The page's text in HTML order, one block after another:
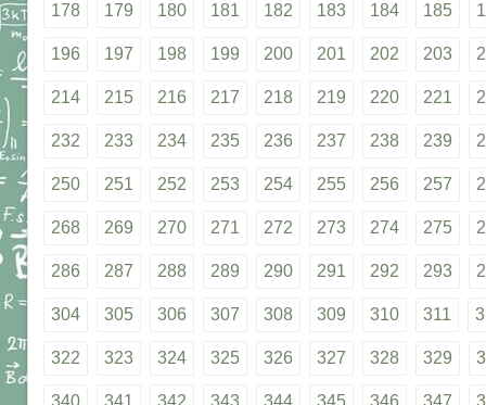
178 179 180 181 182 183 184 185
196 197 198 199 200 201 202 203
214 215 216 217 218 219 220 221
232 233 234 235 236 237 238 239
250 251 252 253 254 255 256 257
268 269 270 271 272 273 274 275
286 287 288 289 290 291 292 293
304 305 306 307 308 309 310 311
322 323 324 325 326 327 328 329